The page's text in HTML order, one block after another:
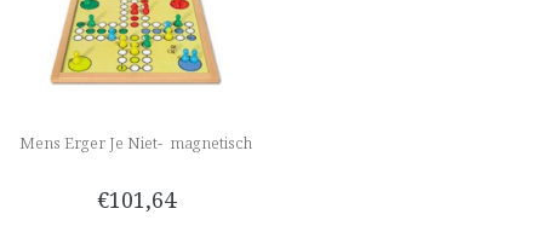
Mens Erger Je Niet- magnetisch
€101,64